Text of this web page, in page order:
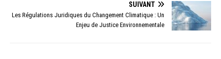
SUIVANT
Les Régulations Juridiques du Changement Climatique : Un
Enjeu de Justice Environnementale